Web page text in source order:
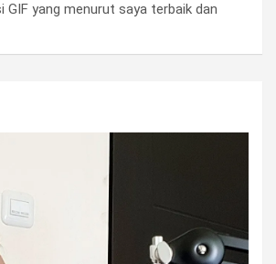
GIF yang menurut saya terbaik dan